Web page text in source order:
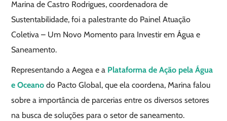
Marina de Castro Rodrigues, coordenadora de
Sustentabilidade, foi a palestrante do Painel Atuação
Coletiva – Um Novo Momento para Investir em Água e
Saneamento.
Representando a Aegea e a Plataforma de Ação pela Água
e Oceano do Pacto Global, que ela coordena, Marina falou
sobre a importância de parcerias entre os diversos setores
na busca de soluções para o setor de saneamento.